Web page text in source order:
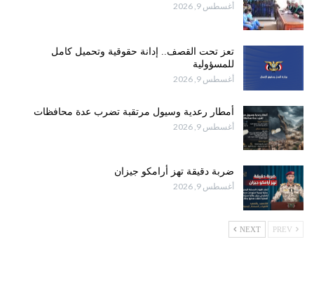
أغسطس 9, 2026
تعز تحت القصف.. إدانة حقوقية وتحميل كامل
للمسؤولية
أغسطس 9, 2026
أمطار رعدية وسيول مرتقبة تضرب عدة محافظات
أغسطس 9, 2026
ضربة دقيقة تهز أرامكو جيزان
أغسطس 9, 2026
NEXT